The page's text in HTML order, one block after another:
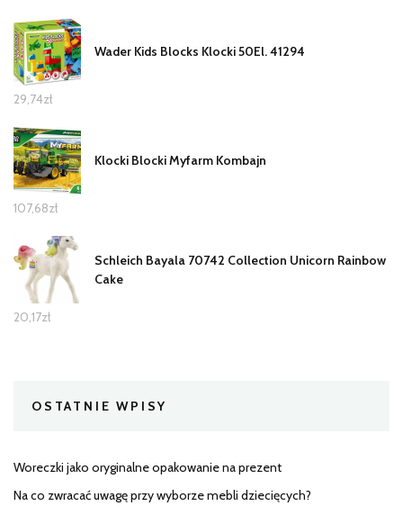
Wader Kids Blocks Klocki 50El. 41294
29,74zł
Klocki Blocki Myfarm Kombajn
107,68zł
Schleich Bayala 70742 Collection Unicorn Rainbow
Cake
20,17zł
OSTATNIE WPISY
Woreczki jako oryginalne opakowanie na prezent
Na co zwracać uwagę przy wyborze mebli dziecięcych?